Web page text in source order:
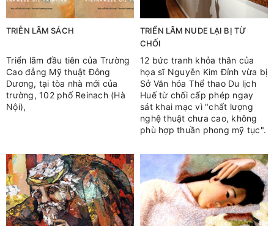
TRIỄN LÃM SÁCH
Triển lãm đầu tiên của Trường
Cao đẳng Mỹ thuật Đông
Dương, tại tòa nhà mới của
trường, 102 phố Reinach (Hà
Nội),
TRIỂN LÃM NUDE LẠI BỊ TỪ
CHỐI
12 bức tranh khỏa thân của
họa sĩ Nguyễn Kim Đính vừa bị
Sở Văn hóa Thể thao Du lịch
Huế từ chối cấp phép ngay
sát khai mạc vì "chất lượng
nghệ thuật chưa cao, không
phù hợp thuần phong mỹ tục".